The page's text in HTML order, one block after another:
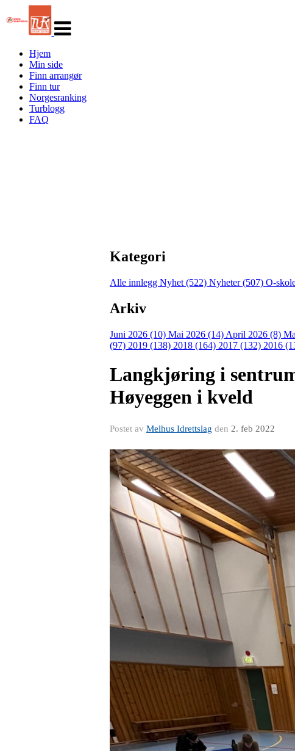
navigasjon
Hjem
Min side
Finn arrangør
Finn tur
Norgesranking
Turblogg
FAQ
Kategori
Alle innlegg Nyhet (522) Nyheter (507) O-
Arkiv
Juni 2026 (10) Mai 2026 (14) April 2026 (8)
(97) 2019 (138) 2018 (164) 2017 (132) 2016
Langkjøring i
Høyeggen i kveld
Postet av Melhus Idrettslag den 2. feb 2022